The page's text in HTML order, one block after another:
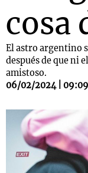
cosa
El astro argentino
después de que ni
amistoso.
06/02/2024 | 09:09